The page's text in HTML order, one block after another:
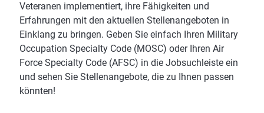
Veteranen implementiert, ihre Fähigkeiten und
Erfahrungen mit den aktuellen Stellenangeboten in
Einklang zu bringen. Geben Sie einfach Ihren Military
Occupation Specialty Code (MOSC) oder Ihren Air
Force Specialty Code (AFSC) in die Jobsuchleiste ein
und sehen Sie Stellenangebote, die zu Ihnen passen
könnten!